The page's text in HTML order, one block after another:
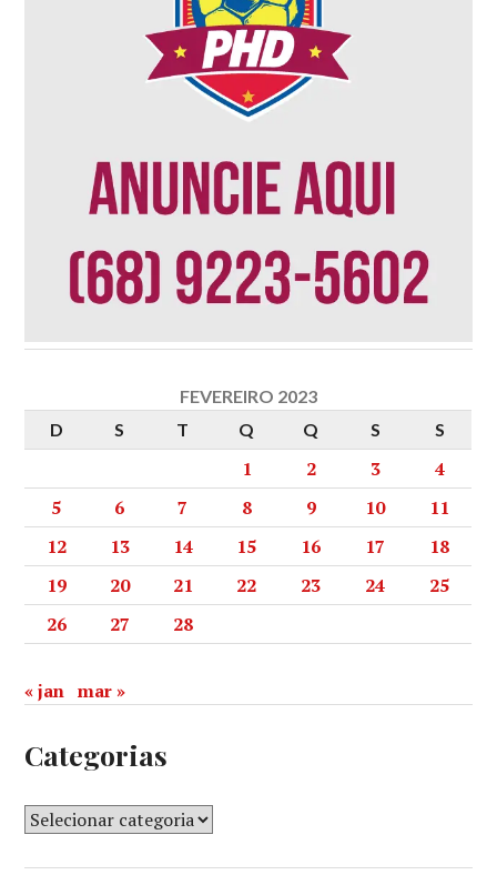
FEVEREIRO 2023
D
S T Q Q S S
1 2 3
4
5
6 7 8 9 10
11
12
13 14 15 16 17
18
19
20 21 22 23 24
25
26
27 28
« jan mar »
Categorias